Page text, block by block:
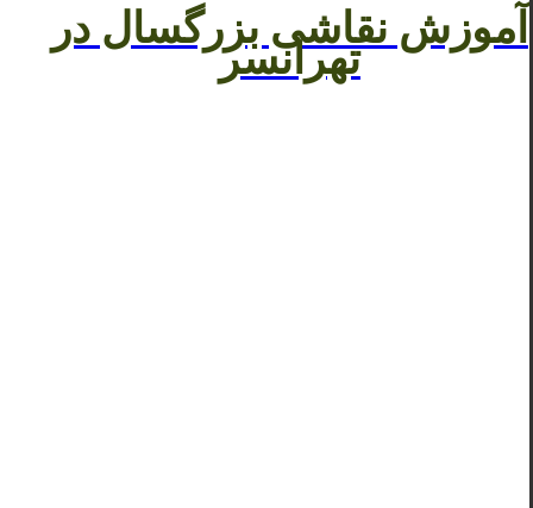
آموزش نقاشی بزرگسال در
تهرانسر